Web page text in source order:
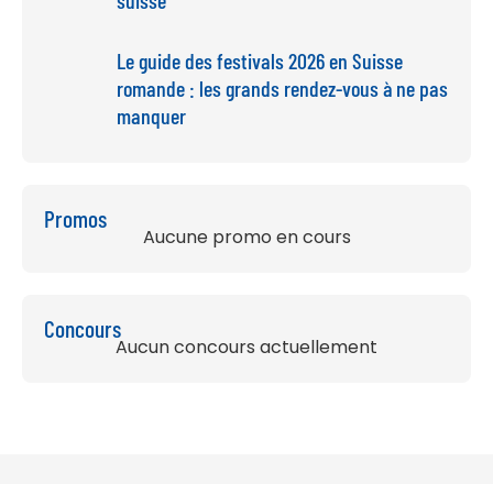
Le guide des festivals 2026 en Suisse
romande : les grands rendez-vous à ne pas
manquer
Promos
Aucune promo en cours
Concours
Aucun concours actuellement